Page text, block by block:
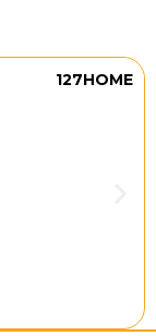
127HOME